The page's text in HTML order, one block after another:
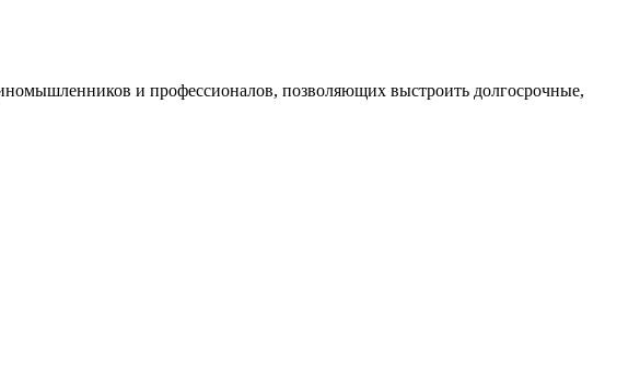
и профессионалов, позволяющих выстроить долгосрочные,